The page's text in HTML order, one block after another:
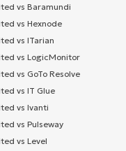
vs Baramundi
vs Hexnode
vs ITarian
vs LogicMonitor
vs GoTo Resolve
vs IT Glue
vs Ivanti
vs Pulseway
vs Level